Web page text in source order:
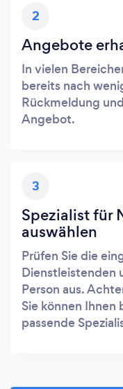
2
Angebote
In vielen
bereits nach
Rückmeldung
Angebot.
3
Spezialist für
auswählen
Prüfen Sie die
Dienstleistenden
Person aus.
Sie können
passende